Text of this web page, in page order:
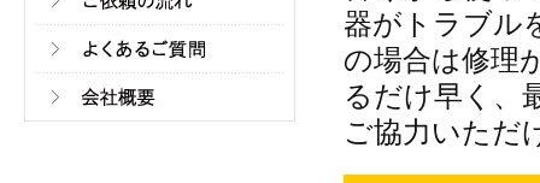
器がトラブル
の場合は修理
るだけ早く、
ご協力いただ